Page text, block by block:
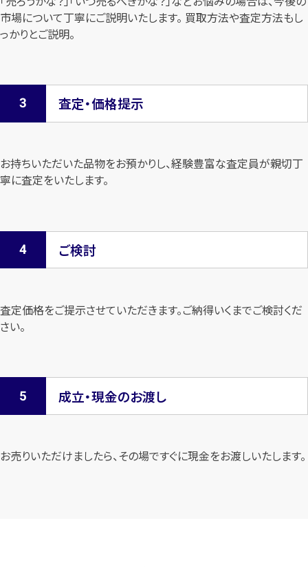
市場について丁寧にご説明いたします。 買取方法や査定方法もし
っかりとご説明。
査定・価格提示
お持ちいただいた品物をお預かりし、経験豊富な査定員が親切丁
寧に査定をいたします。
ご検討
査定価格をご提示させていただきます。ご納得いくまでご検討くだ
さい。
成立・現金のお渡し
お売りいただけましたら、その場ですぐに現金をお渡しいたします。